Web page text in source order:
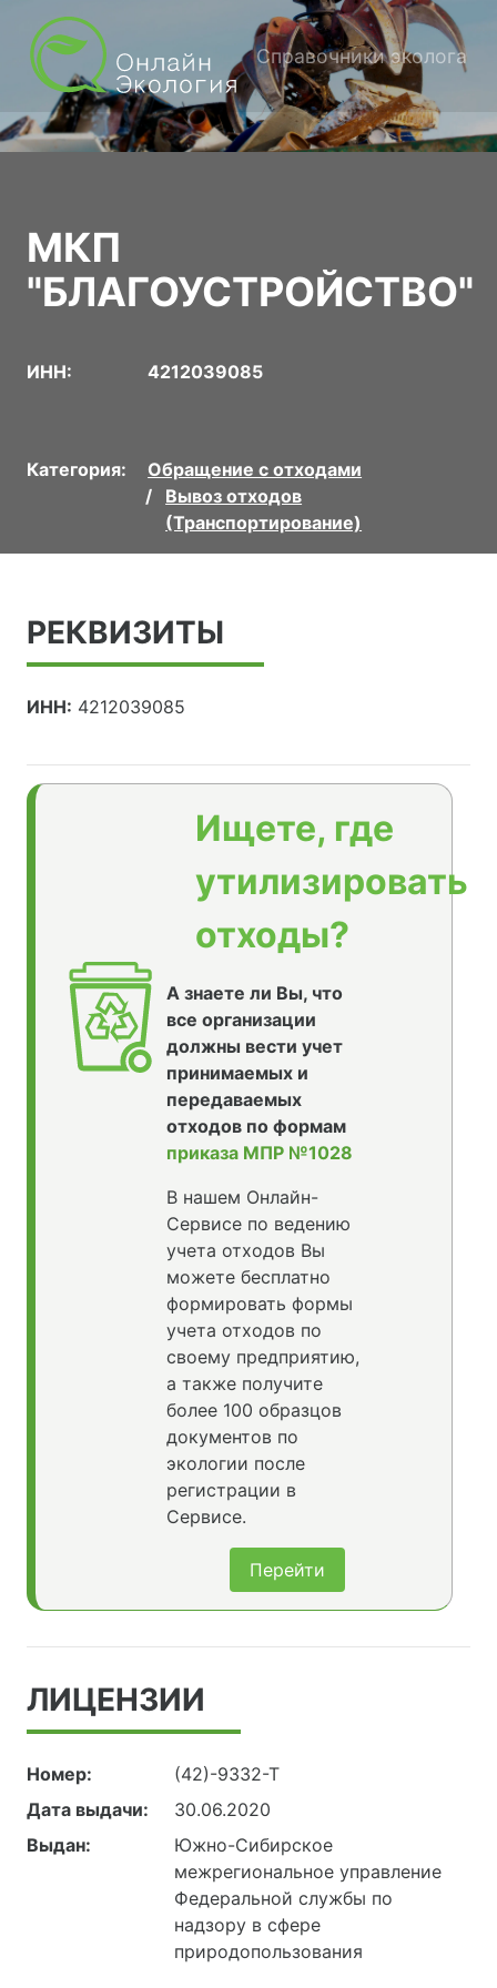
Справочники эколога
МКП
"БЛАГОУСТРОЙСТВО"
ИНН: 4212039085
Категория:
Обращение с отходами
Вывоз отходов
(Транспортирование)
РЕКВИЗИТЫ
ИНН: 4212039085
Ищете, где
утилизировать
отходы?
А знаете ли Вы, что
все организации
должны вести учет
принимаемых и
передаваемых
отходов по формам
приказа МПР №1028
В нашем Онлайн-
Сервисе по ведению
учета отходов Вы
можете бесплатно
формировать формы
учета отходов по
своему предприятию,
а также получите
более 100 образцов
документов по
экологии после
регистрации в
Сервисе.
Перейти
ЛИЦЕНЗИИ
Номер:
(42)-9332-Т
Дата выдачи:
30.06.2020
Выдан:
Южно-Сибирское
межрегиональное управление
Федеральной службы по
надзору в сфере
природопользования